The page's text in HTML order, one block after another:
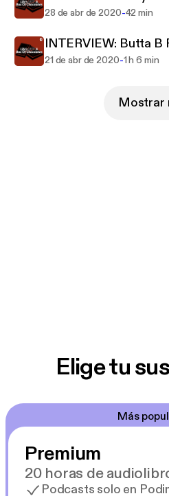
28 de abr de 2020-42 min
INTERVIEW: Butta B
21 de abr de 2020-1 h 6 min
Mostrar
Elige tu
Más
Premium
20 horas de
Podcasts solo en